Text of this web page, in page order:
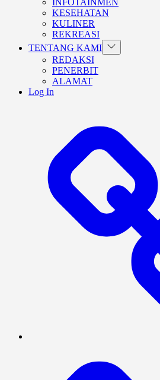
menu
INFOTAINMEN
KESEHATAN
KULINER
REKREASI
TENTANG KAMI Show
sub
REDAKSI
PENERBIT
ALAMAT
Log In